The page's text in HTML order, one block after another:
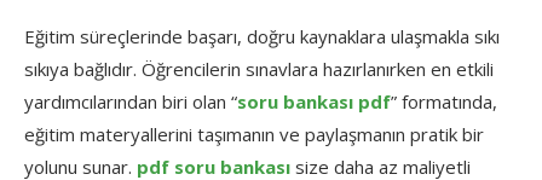
Eğitim süreçlerinde başarı, doğru kaynaklara ulaşmakla sıkı
sıkıya bağlıdır. Öğrencilerin sınavlara hazırlanırken en etkili
yardımcılarından biri olan “soru bankası pdf” formatında,
eğitim materyallerini taşımanın ve paylaşmanın pratik bir
yolunu sunar. pdf soru bankası size daha az maliyetli